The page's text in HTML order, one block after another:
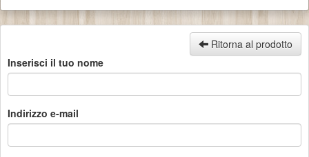
Ritorna al prodotto
Inserisci il tuo nome
Indirizzo e-mail